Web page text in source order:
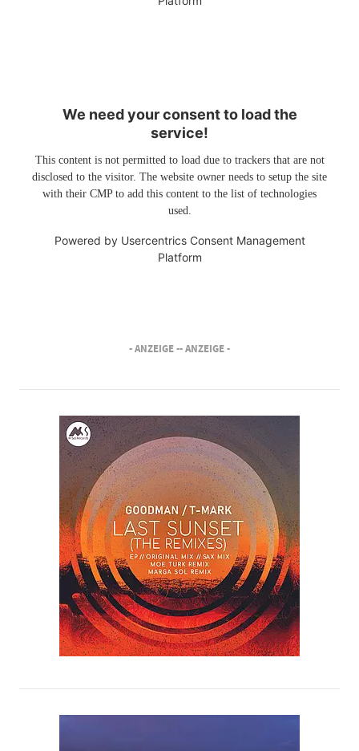
We need your consent to load the
service!
This content is not permitted to load due to trackers that are not
disclosed to the visitor. The website owner needs to setup the site
with their CMP to add this content to the list of technologies
used.
Powered by Usercentrics Consent Management
Platform
- ANZEIGE -- ANZEIGE -